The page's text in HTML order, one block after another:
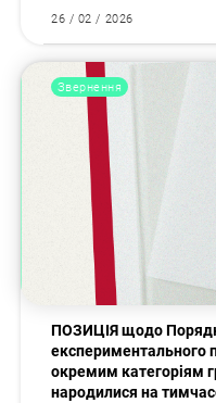
26 / 02 / 2026
Звернення
ПОЗИЦІЯ щодо
експериментального
окремим категоріям
народилися на